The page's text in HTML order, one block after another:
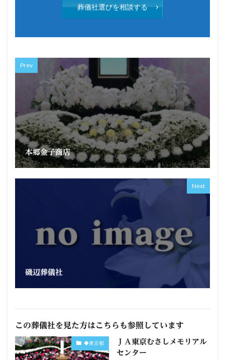
葬儀社選びを相談する
Prev
本郷金子商店
Next
磯辺葬儀社
この葬儀社を見た方はこちらも参照しています
◆東京都
ＪＡ東京むさしメモリアル
センター